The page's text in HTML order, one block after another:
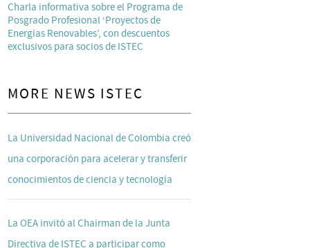
Charla informativa sobre el Programa de
Posgrado Profesional ‘Proyectos de
Energías Renovables’, con descuentos
exclusivos para socios de ISTEC
MORE NEWS ISTEC
La Universidad Nacional de Colombia creó
una corporación para acelerar y transferir
conocimientos de ciencia y tecnología
La OEA invitó al Chairman de la Junta
Directiva de ISTEC a participar como